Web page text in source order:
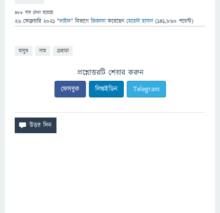
488 বার দেখা হয়েছে
26 ফেব্রুয়ারি 2021 "লাইফ" বিভাগে জিজ্ঞাসাকরেছেনমেহেদী হাসান (141,860 পয়েন্ট)
মানুষ নাম চেহারা
প্রশ্নোত্তরটি শেয়ার করুন
ফেসবুক লিঙ্কইডিন Telegram